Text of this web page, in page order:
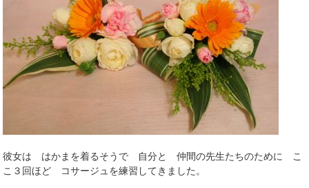
彼女は はかまを着るそうで 自分と 仲間の先生たちのために こ
こ３回ほど コサージュを練習してきました。